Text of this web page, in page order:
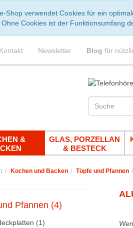
Shop verwendet Cookies für ein
Cookies ist der Funktionsumfang
Kontakt Newsletter Blog für
&
GLAS, PORZELLAN
& BESTECK
Kochen und Backen Töpfe und Pfannen
Pfannen (4)
(1)